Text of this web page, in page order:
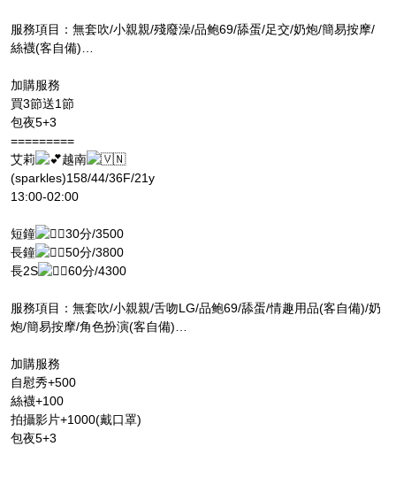
服務項目：無套吹/小親親/殘廢澡/品鲍69/舔蛋/足交/奶炮/簡易按摩/
絲襪(客自備)…
加購服務
買3節送1節
包夜5+3
=========
艾莉
越南
(sparkles)158/44/36F/21y
13:00-02:00
短鐘
30分/3500
長鐘
50分/3800
長2S
60分/4300
服務項目：無套吹/小親親/舌吻LG/品鲍69/舔蛋/情趣用品(客自備)/奶
炮/簡易按摩/角色扮演(客自備)…
加購服務
自慰秀+500
絲襪+100
拍攝影片+1000(戴口罩)
包夜5+3